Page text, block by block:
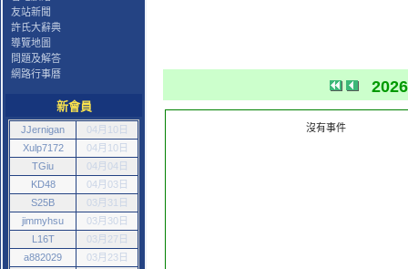
友站新聞
許氏大辭典
導覽地圖
問題及解答
網路行事曆
新會員
JJernigan
04月10日
Xulp7172
04月10日
TGiu
04月04日
KD48
04月03日
S25B
03月31日
jimmyhsu
03月30日
L16T
03月27日
a882029
03月23日
沒有事件